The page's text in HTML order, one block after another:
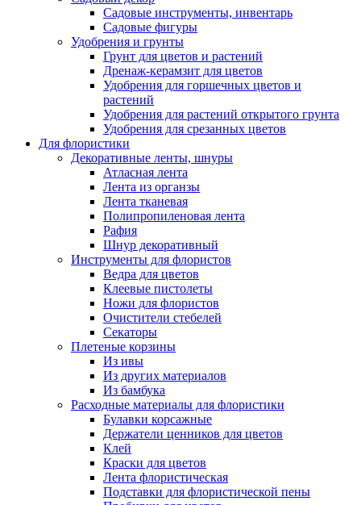
Садовые инструменты, инвентарь
Садовые фигуры
Удобрения и грунты
Грунт для цветов и растений
Дренаж-керамзит для цветов
Удобрения для горшечных цветов и
растений
Удобрения для растений открытого грунта
Удобрения для срезанных цветов
Для флористики
Декоративные ленты, шнуры
Атласная лента
Лента из органзы
Лента тканевая
Полипропиленовая лента
Рафия
Шнур декоративный
Инструменты для флористов
Ведра для цветов
Клеевые пистолеты
Ножи для флористов
Очистители стебелей
Секаторы
Плетеные корзины
Из ивы
Из других материалов
Из бамбука
Расходные материалы для флористики
Булавки корсажные
Держатели ценников для цветов
Клей
Краски для цветов
Лента флористическая
Подставки для флористической пены